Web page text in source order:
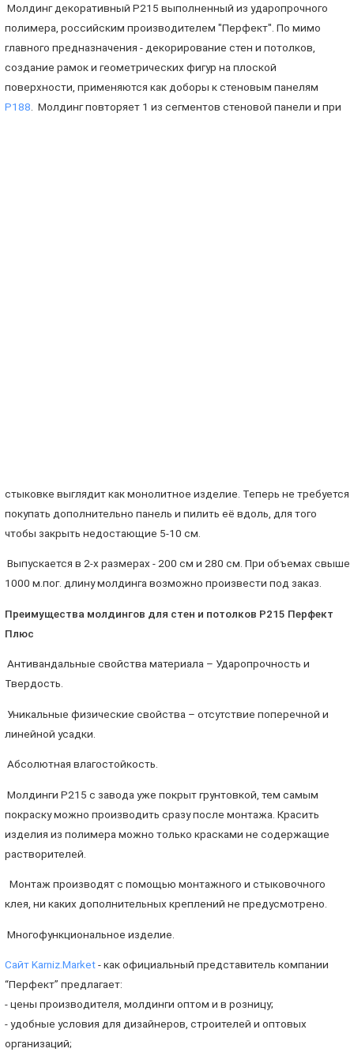
Молдинг декоративный Р215 выполненный из ударопрочного
полимера, российским производителем "Перфект". По мимо
главного предназначения - декорирование стен и потолков,
создание рамок и геометрических фигур на плоской
поверхности, применяются как доборы к стеновым панелям
Р188
Молдинг повторяет 1 из сегментов стеновой панели и при
стыковке выглядит как монолитное изделие. Теперь не требуется
покупать дополнительно панель и пилить её вдоль, для того
чтобы закрыть недостающие 5-10 см.
Выпускается в 2-х размерах - 200 см и 280 см. При объемах свыше
1000 м.пог. длину молдинга возможно произвести под заказ.
Преимущества молдингов для стен и потолков Р215 Перфект
Плюс
Антивандальные свойства материала – Ударопрочность и
Твердость.
Уникальные физические свойства – отсутствие поперечной и
линейной усадки.
Абсолютная влагостойкость.
Молдинги P215 с завода уже покрыт грунтовкой, тем самым
покраску можно производить сразу после монтажа. Красить
изделия из полимера можно только красками не содержащие
растворителей.
Монтаж производят с помощью монтажного и стыковочного
клея, ни каких дополнительных креплений не предусмотрено.
Многофункциональное изделие.
Сайт Karniz.Market- как официальный представитель компании
“Перфект” предлагает:
- цены производителя, молдинги оптом и в розницу;
- удобные условия для дизайнеров, строителей и оптовых
организаций;